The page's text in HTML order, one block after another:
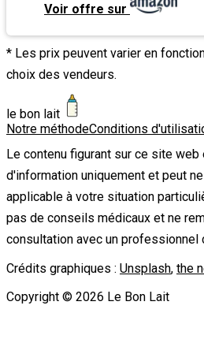
Voir offre sur
* Les prix peuvent varier en
choix des vendeurs.
le bon lait
Notre méthodeConditions
Le contenu figurant sur ce site
d'information uniquement et peut
applicable à votre situation
pas de conseils médicaux et ne
consultation avec un professionnel
Crédits graphiques : Unsplash, the
Copyright © 2026 Le Bon Lait